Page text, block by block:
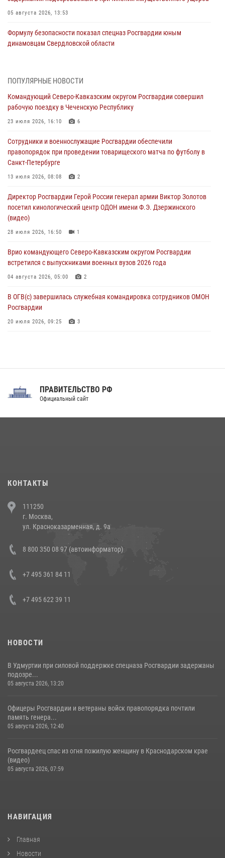
05 августа 2026, 13:53
Формулу безопасности показал спецназ Росгвардии юным
динамовцам Свердловской области
В столице росгвардейцы задержали мужчину, устроившего дебош в
05 августа 2026, 13:25
В Удмуртии при силовой поддержке спецназа Росгвардии
оздоровительных услуг (видео)
05 августа 2026, 13:20 1
В Москве дети сотрудников и военнослужащих Росгвардии
05 августа 2026, 13:00
Офицеры Росгвардии и ветераны войск правопорядка почтили
память генерала армии Ивана Кирилловича Яковлева
ПОПУЛЯРНЫЕ НОВОСТИ
Командующий Северо-Кавказским округом Росгвардии совершил
рабочую поездку в Чеченскую Республику
23 июля 2026, 16:10 6
Сотрудники и военнослужащие Росгвардии обеспечили
правопорядок при проведении товарищеского матча по футболу в
Санкт-Петербурге
13 июля 2026, 08:08 2
Директор Росгвардии Герой России генерал армии Виктор Золотов
посетил кинологический центр ОДОН имени Ф.Э. Дзержинского
(видео)
28 июля 2026, 16:50 1
Врио командующего Северо-Кавказским округом Росгвардии
встретился с выпускниками военных вузов 2026 года
04 августа 2026, 05:00 2
В ОГВ(с) завершилась служебная командировка сотрудников ОМОН
Росгвардии
20 июля 2026, 09:25 3
Праздник «Один день с Росгвардией» к 105-летию Центрального
напавших на бригаду скорой помощи (видео)
14 июля 2026, 12:20
В Росгвардии прошла военно-научная конференция по обобщению
боевого опыта
ПРАВИТЕЛЬСТВО РФ
Официальный сайт
КОНТАКТЫ
111250
г. Москва,
ул. Красноказарменная, д. 9а
8 800 350 08 97 (автоинформатор)
+7 495 361 84 11
+7 495 622 39 11
НОВОСТИ
В Удмуртии при силовой поддержке спецназа Росгвардии задержаны
подозре...
05 августа 2026, 13:20
Офицеры Росгвардии и ветераны войск правопорядка почтили
память генера...
05 августа 2026, 12:40
Росгвардеец спас из огня пожилую женщину в Краснодарском крае
(видео)
05 августа 2026, 07:59
НАВИГАЦИЯ
Главная
Новости